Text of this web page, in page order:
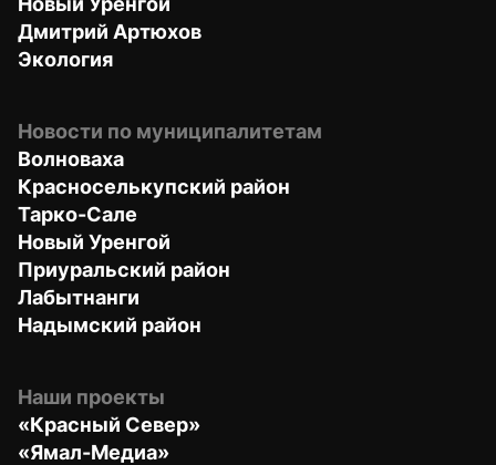
Дмитрий Артюхов
Экология
Новости по муниципалитетам
Волноваха
Красноселькупский район
Тарко-Сале
Новый Уренгой
Приуральский район
Лабытнанги
Надымский район
Наши проекты
«Красный Север»
«Ямал-Медиа»